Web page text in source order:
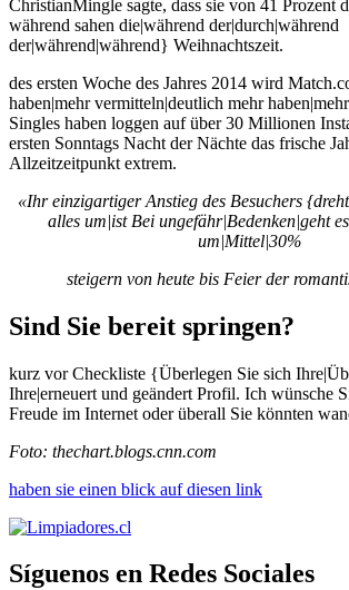
ChristianMingle sagte, dass sie von 41 Prozent
während sahen die|während der|durch|während
der|während|während} Weihnachtszeit.
des ersten Woche des Jahres 2014 wird
haben|mehr vermitteln|deutlich mehr
Singles haben loggen auf über 30 Millionen
ersten Sonntags Nacht der Nächte das frische
Allzeitzeitpunkt extrem.
«Ihr einzigartiger Anstieg des Besuchers
alles um|ist Bei ungefähr|Bedenken|geht
um|Mittel|30%
steigern von heute bis Feier der
Sind Sie bereit springen?
kurz vor Checkliste {Überlegen Sie sich
Ihre|erneuert und geändert Profil. Ich wünsche
Freude im Internet oder überall Sie könnten
Foto: thechart.blogs.cnn.com
haben sie einen blick auf diesen link
Síguenos en Redes Sociales